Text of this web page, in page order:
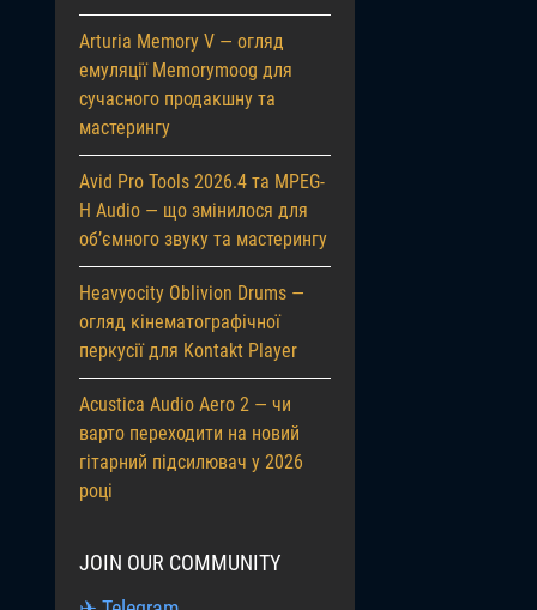
Arturia Memory V — огляд
емуляції Memorymoog для
сучасного продакшну та
мастерингу
Avid Pro Tools 2026.4 та MPEG-
H Audio — що змінилося для
об’ємного звуку та мастерингу
Heavyocity Oblivion Drums —
огляд кінематографічної
перкусії для Kontakt Player
Acustica Audio Aero 2 — чи
варто переходити на новий
гітарний підсилювач у 2026
році
JOIN OUR COMMUNITY